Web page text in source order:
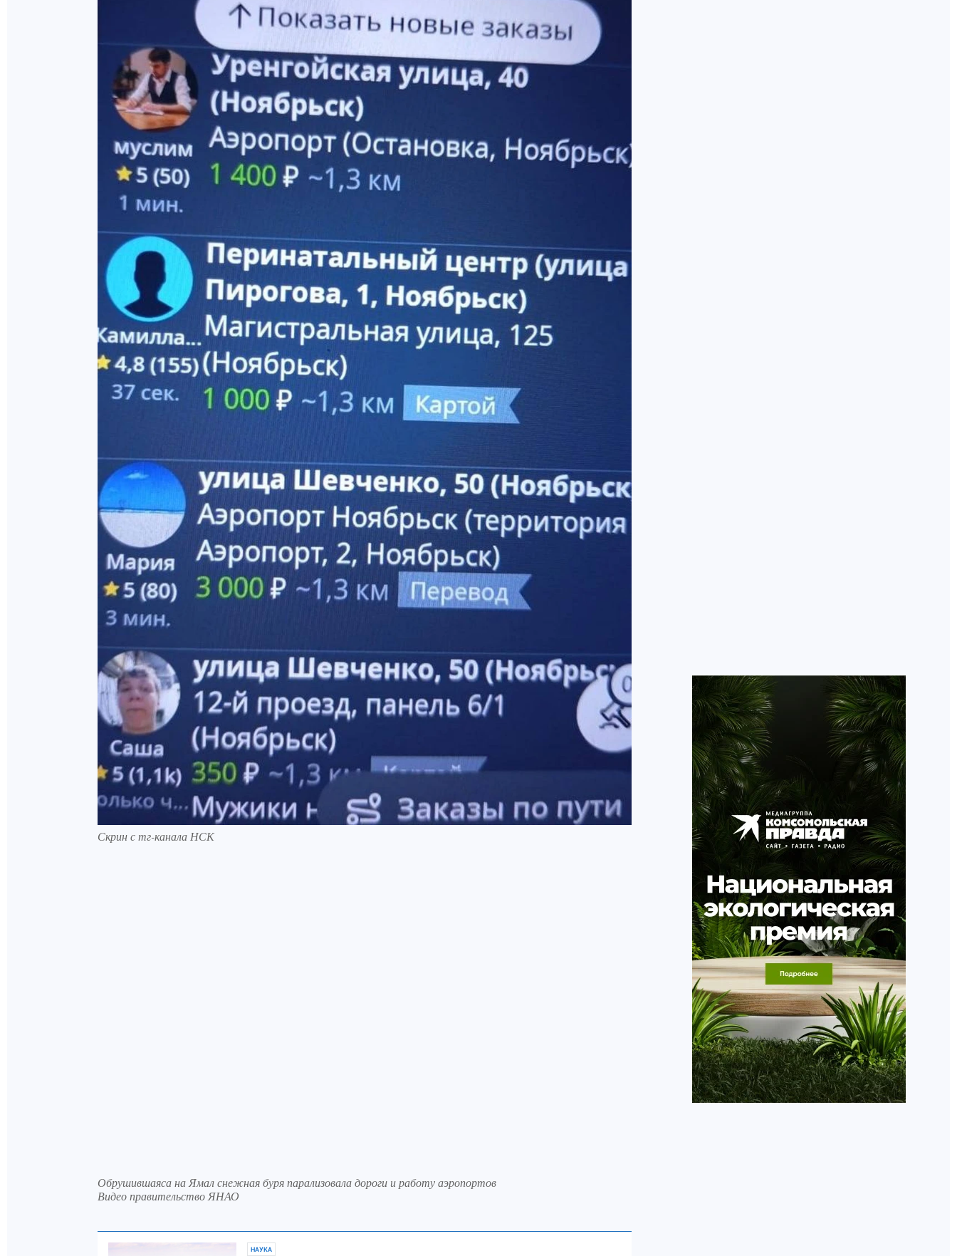
Скрин с тг-канала НСК
Обрушившаяса на Ямал снежная буря парализовала дороги и работу аэропортов
Видео правительство ЯНАО
НАУКА